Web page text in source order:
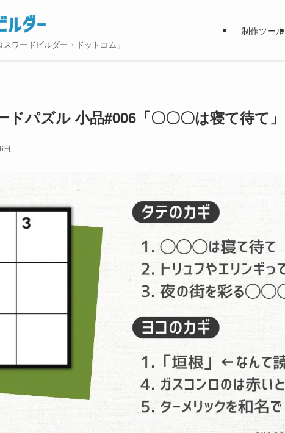
ワードビルダー・ドットコム」
制作ツール
ドパズル 小品#006「〇〇〇は寝て待て」
日